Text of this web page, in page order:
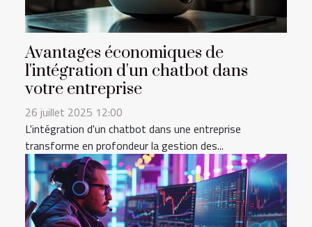
Avantages économiques de
l'intégration d'un chatbot dans
votre entreprise
26 juillet 2025 12:00
L'intégration d'un chatbot dans une entreprise
transforme en profondeur la gestion des...